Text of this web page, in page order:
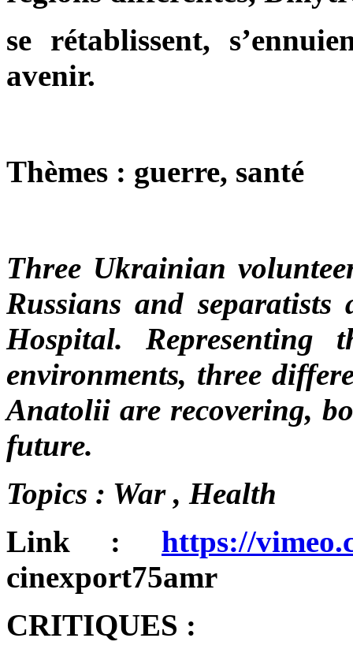
se rétablissent,
avenir.
Thèmes : guerre, santé
Three Ukrainian
Russians and
Hospital. Representing
environments, three
Anatolii are recovering,
future.
Topics : War , Health
Link : https://
cinexport75amr
CRITIQUES :